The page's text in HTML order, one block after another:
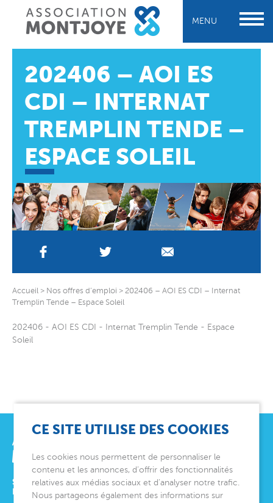
MENU
202406 – AOI ES
CDI – INTERNAT
TREMPLIN TENDE –
ESPACE SOLEIL
Accueil > Nos offres d’emploi > 202406 – AOI ES CDI – Internat
Tremplin Tende – Espace Soleil
202406 - AOI ES CDI - Internat Tremplin Tende - Espace
Soleil
SIÈGE SOCIAL
ET DIRECTION GÉNÉRALE
CE SITE UTILISE DES COOKIES
Les cookies nous permettent de personnaliser le
contenu et les annonces, d’offrir des fonctionnalités
relatives aux médias sociaux et d’analyser notre trafic.
Nous partageons également des informations sur